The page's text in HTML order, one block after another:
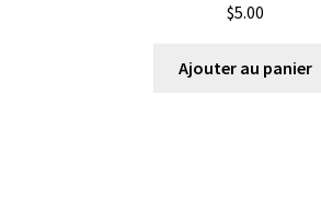
$5.00
Ajouter au panier